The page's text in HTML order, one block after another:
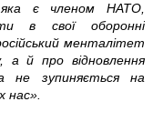
яка є членом НАТО,
в свої оборонні
менталітет
а й про відновлення
не зупиняється на
нас».